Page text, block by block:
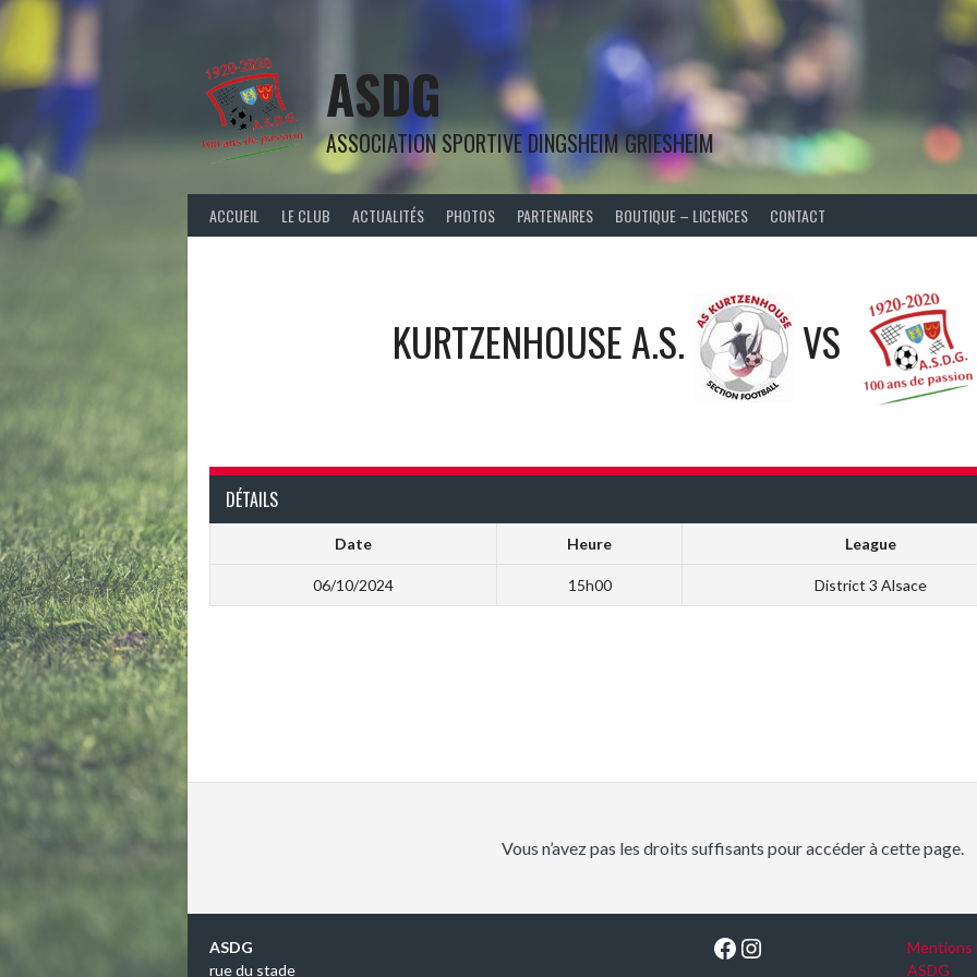
Aller
contenu
ASDG
ASSOCIATION SPORTIVE DINGSHEIM GRIESHEIM
ACCUEIL LE CLUB ACTUALITÉS PHOTOS PARTENAIRES BOUTIQUE – LICENCES CONTACT
KURTZENHOUSE A.S. VS
DÉTAILS
Date Heure League
06/10/2024 15h00 District 3 Alsace
Vous n’avez pas les droits suffisants pour accéder à cette page.
ASDG
rue du stade
Facebook Instagram
Mentions
ASDG